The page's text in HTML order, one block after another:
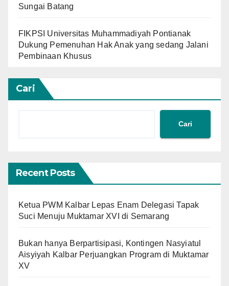
Sungai Batang
FIKPSI Universitas Muhammadiyah Pontianak
Dukung Pemenuhan Hak Anak yang sedang Jalani
Pembinaan Khusus
Cari
Cari
Recent Posts
Ketua PWM Kalbar Lepas Enam Delegasi Tapak
Suci Menuju Muktamar XVI di Semarang
Bukan hanya Berpartisipasi, Kontingen Nasyiatul
Aisyiyah Kalbar Perjuangkan Program di Muktamar
XV